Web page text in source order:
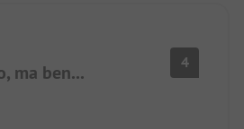
ma ben... 4